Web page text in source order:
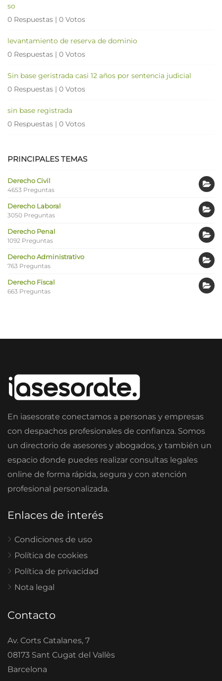
so
0 Respuestas | 0 Votos
levantamiento de reserva de dominio
0 Respuestas | 0 Votos
Sin base geristrada casi 12 años por sentencia judicial
0 Respuestas | 0 Votos
sin base registrada
0 Respuestas | 0 Votos
PRINCIPALES TEMAS
Derecho Civil
4653 Preguntas
Derecho Laboral
3050 Preguntas
Derecho Penal
1092 Preguntas
Derecho Administrativo
763 Preguntas
Derecho Fiscal
663 Preguntas
En iasesorate conectamos a personas y empresas
con despachos profesionales de confianza. Somos
un directorio de asesores y abogados, y también un
espacio donde puedes realizar consultas legales
online de forma rápida, segura y con atención
profesional personalizada.
Enlaces de interés
Condiciones de uso
Política de cookies
Política de privacidad
Nota legal
Contacto
Av. Corts Catalanes, 7
08173 Sant Cugat del Vallès
Barcelona